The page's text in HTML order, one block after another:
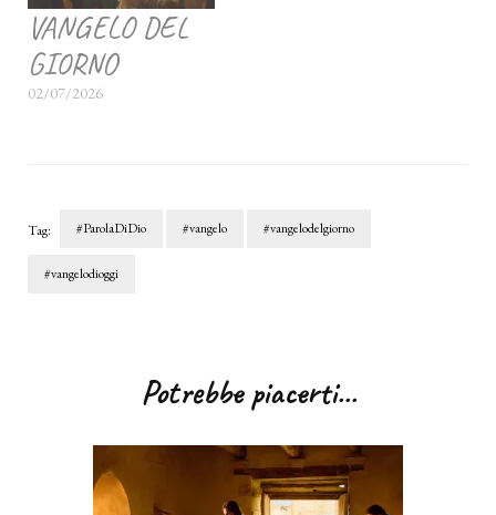
VANGELO DEL
GIORNO
02/07/2026
Tag: #ParolaDiDio #vangelo #vangelodelgiorno
#vangelodioggi
articoliPotrebbe piacerti...